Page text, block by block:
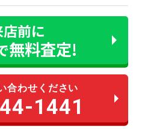
店前に
無料査定!
合わせください
1441